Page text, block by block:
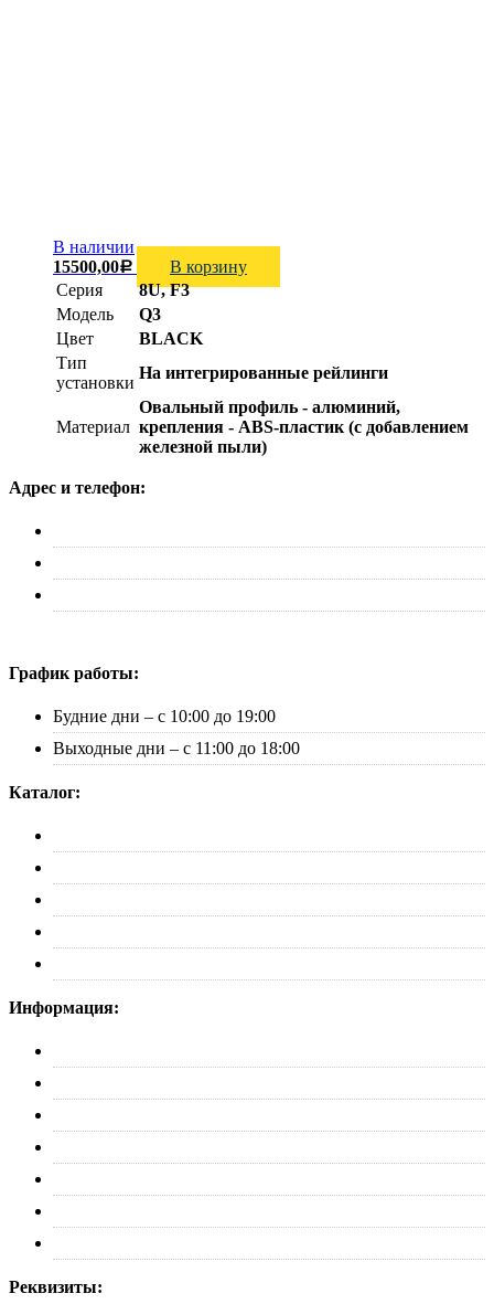
В наличии
15500,00Р
В корзину
Серия
8U, F3
Модель
Q3
Цвет
BLACK
Тип
установки
На интегрированные рейлинги
Материал
Овальный профиль - алюминий,
крепления - ABS-пластик (с добавлением
железной пыли)
Адрес и телефон:
График работы:
Будние дни – с 10:00 до 19:00
Выходные дни – с 11:00 до 18:00
Каталог:
Информация:
Реквизиты: